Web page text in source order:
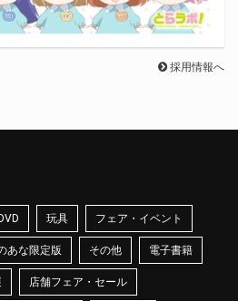
採用情報へ
玩具 フェア・イベント
あな限定版 その他 電子書籍
店舗フェア・セール